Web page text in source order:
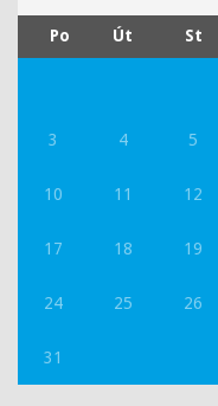
Po Út St
3 4 5
10 11 12
17 18 19
24 25 26
31